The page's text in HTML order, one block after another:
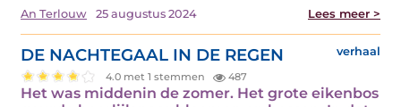
An Terlouw 25 augustus 2024 Lees meer >
DE NACHTEGAAL IN DE REGEN verhaal
4.0 met 1 stemmen 487
Het was middenin de zomer. Het grote eikenbos